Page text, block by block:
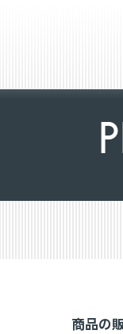
P
商品の